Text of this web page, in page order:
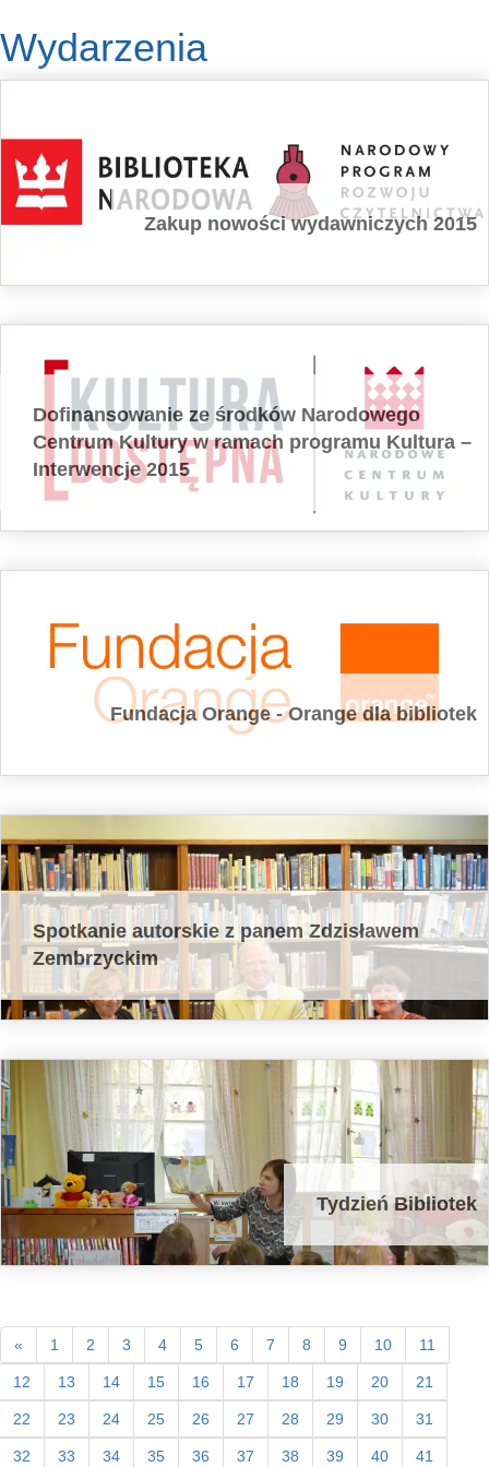
Wydarzenia
Zakup nowości wydawniczych 2015
Dofinansowanie ze środków Narodowego
Centrum Kultury w ramach programu Kultura –
Interwencje 2015
Fundacja Orange - Orange dla bibliotek
Spotkanie autorskie z panem Zdzisławem
Zembrzyckim
Tydzień Bibliotek
« 1 2 3 4 5 6 7 8 9 10 11
12 13 14 15 16 17 18 19 20 21
22 23 24 25 26 27 28 29 30 31
32 33 34 35 36 37 38 39 40 41